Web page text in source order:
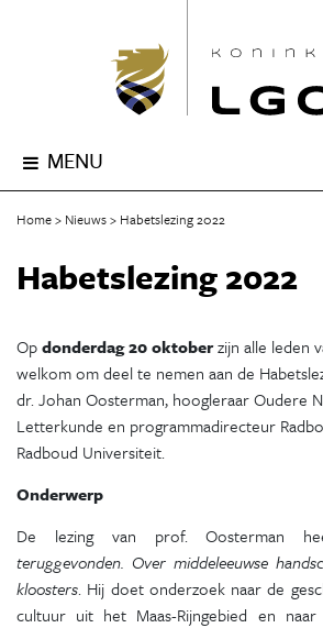
MENU
Home Nieuws Habetslezing 2022
Habetslezing 2022
Opdonderdag 20 oktoberzijn alle leden
welkom om deel te nemen aan de
dr. Johan Oosterman, hoogleraar Oudere
Letterkunde en programmadirecteur
Radboud Universiteit.
Onderwerp
De lezing van prof. Oosterman
teruggevonden. Over middeleeuwse
kloosters. Hij doet onderzoek naar de
cultuur uit het Maas-Rijngebied en